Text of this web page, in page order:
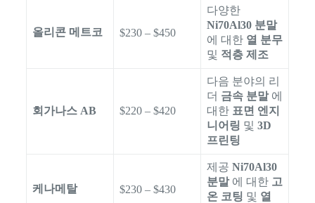
올리콘 메트코 $230 – $450
다양한
Ni70Al30 분말
에 대한 열 분무
및 적층 제조
회가나스 AB $220 – $420
다음 분야의 리
더 금속 분말에
대한 표면 엔지
니어링 및 3D
프린팅
케나메탈 $230 – $430
제공 Ni70Al30
분말에 대한 고
온 코팅 및 열